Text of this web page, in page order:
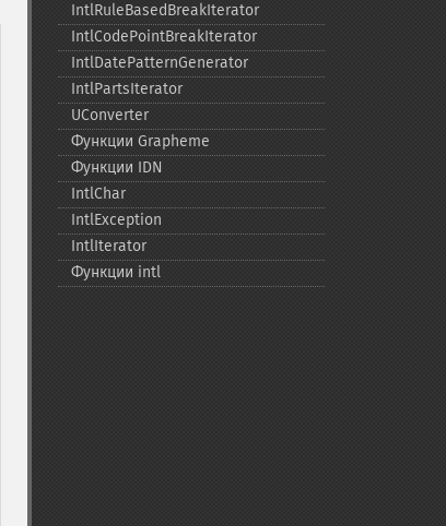
IntlRuleBasedBreakIterator
IntlCodePointBreakIterator
IntlDatePatternGenerator
IntlPartsIterator
UConverter
Функции Grapheme
Функции IDN
IntlChar
IntlException
IntlIterator
Функции intl